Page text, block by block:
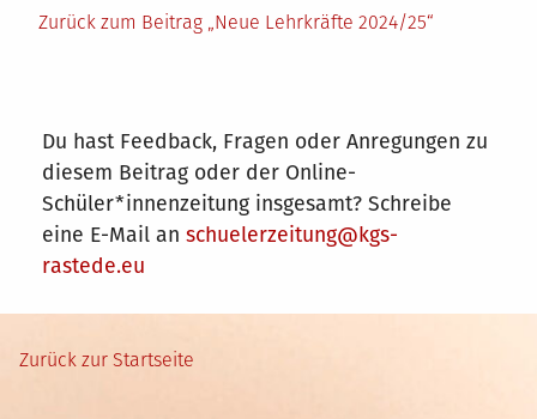
Zurück zum Beitrag „Neue Lehrkräfte 2024/25“
Du hast Feedback, Fragen oder Anregungen zu
diesem Beitrag oder der Online-
Schüler*innenzeitung insgesamt? Schreibe
eine E-Mail anschuelerzeitung@kgs-
rastede.eu
Zurück zur Startseite